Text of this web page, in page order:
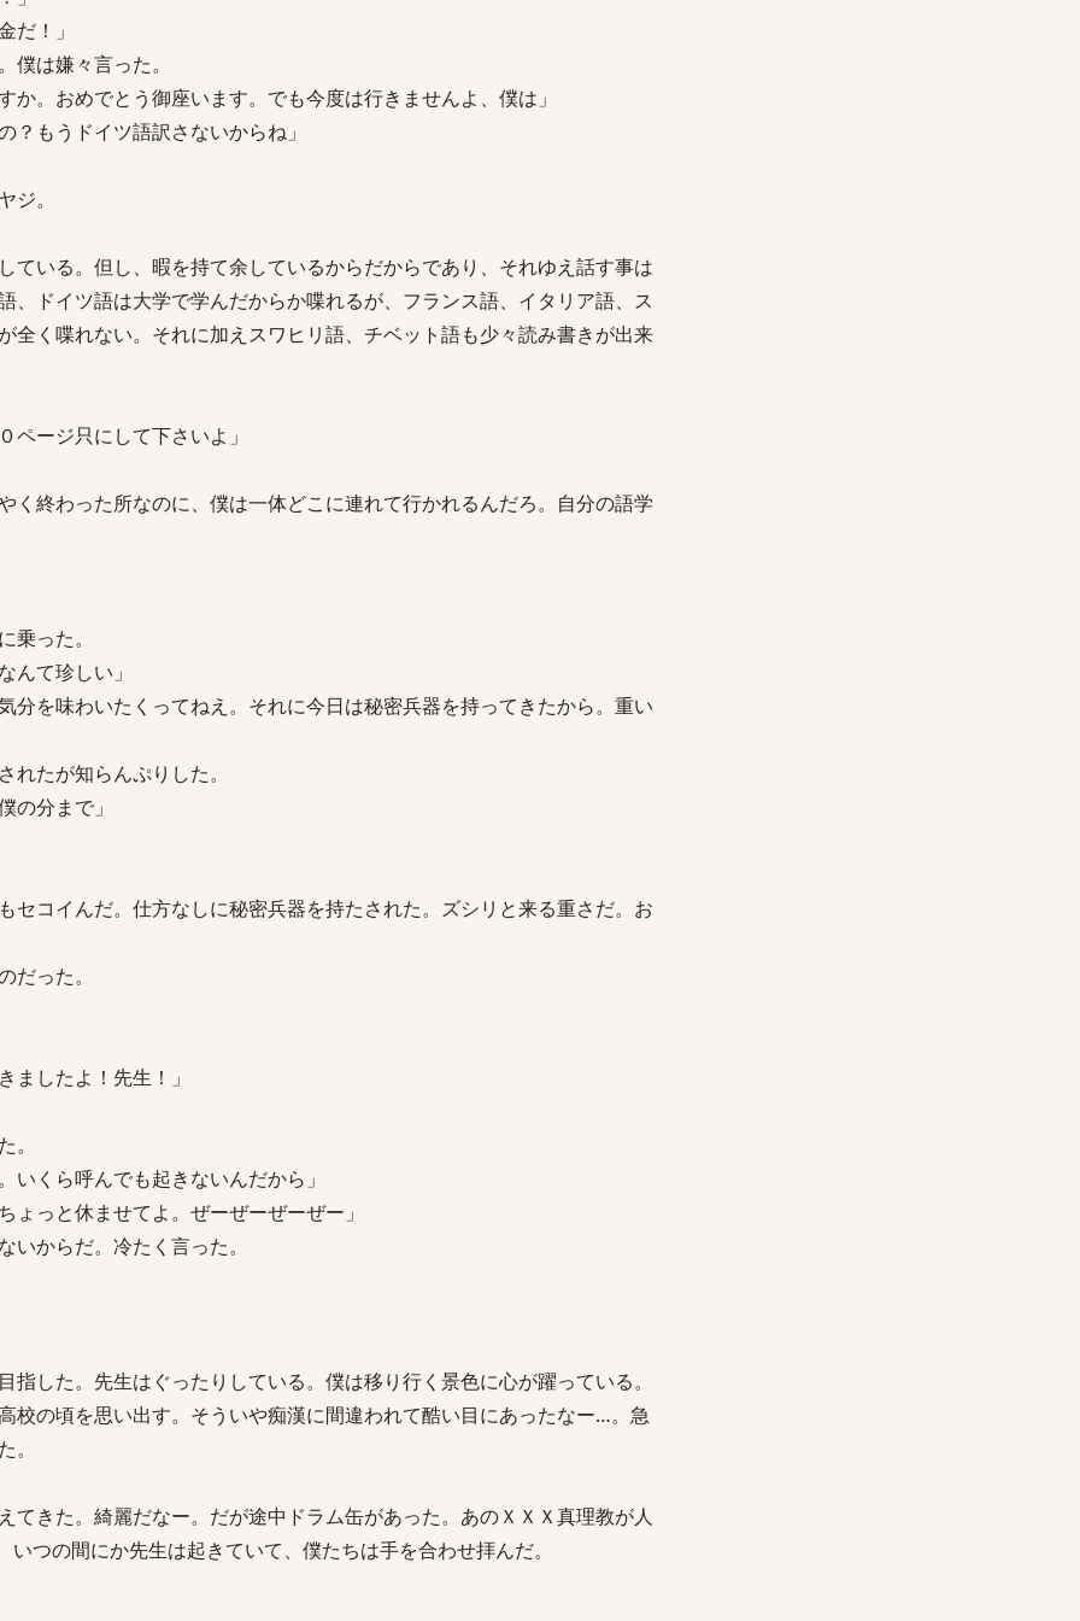
だ！」
僕は嫌々言った。
か。おめでとう御座います。でも今度は行きませんよ、僕は」
？もうドイツ語訳さないからね」
ジ。
ている。但し、暇を持て余しているからだからであり、それゆえ話す事は
、ドイツ語は大学で学んだからか喋れるが、フランス語、イタリア語、ス
全く喋れない。それに加えスワヒリ語、チベット語も少々読み書きが出来
ページ只にして下さいよ」
く終わった所なのに、僕は一体どこに連れて行かれるんだろ。自分の語学
乗った。
んて珍しい」
分を味わいたくってねえ。それに今日は秘密兵器を持ってきたから。重い
れたが知らんぷりした。
の分まで」
セコイんだ。仕方なしに秘密兵器を持たされた。ズシリと来る重さだ。お
だった。
ましたよ！先生！」
いくら呼んでも起きないんだから」
ょっと休ませてよ。ぜーぜーぜーぜー」
いからだ。冷たく言った。
指した。先生はぐったりしている。僕は移り行く景色に心が躍っている。
校の頃を思い出す。そういや痴漢に間違われて酷い目にあったなー…。急
てきた。綺麗だなー。だが途中ドラム缶があった。あのＸＸＸ真理教が人
つの間にか先生は起きていて、僕たちは手を合わせ拝んだ。